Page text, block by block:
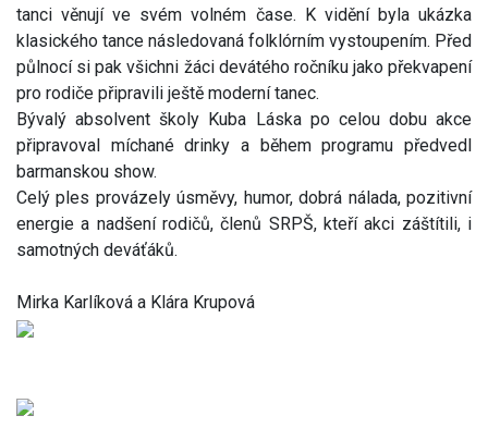
tanci věnují ve svém volném čase. K vidění byla ukázka
klasického tance následovaná folklórním vystoupením. Před
půlnocí si pak všichni žáci devátého ročníku jako překvapení
pro rodiče připravili ještě moderní tanec.
Bývalý absolvent školy Kuba Láska po celou dobu akce
připravoval míchané drinky a během programu předvedl
barmanskou show.
Celý ples provázely úsměvy, humor, dobrá nálada, pozitivní
energie a nadšení rodičů, členů SRPŠ, kteří akci záštítili, i
samotných deváťáků.
Mirka Karlíková a Klára Krupová